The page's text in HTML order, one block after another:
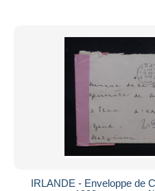
IRLANDE - Enveloppe de